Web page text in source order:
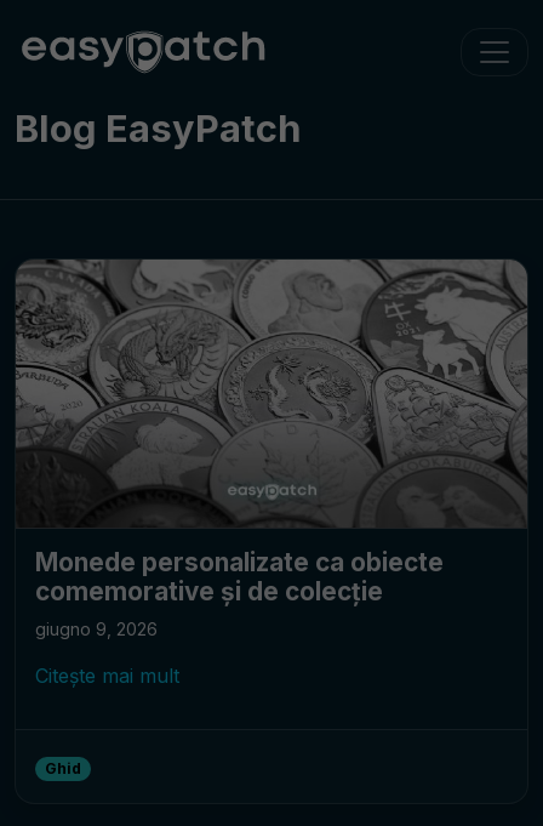
Blog EasyPatch
Monede personalizate ca obiecte
comemorative și de colecție
giugno 9, 2026
Citește mai mult
Ghid